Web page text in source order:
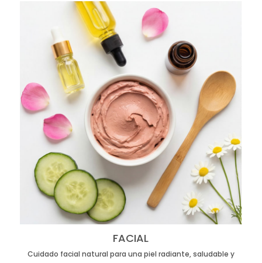
FACIAL
Cuidado facial natural para una piel radiante, saludable y